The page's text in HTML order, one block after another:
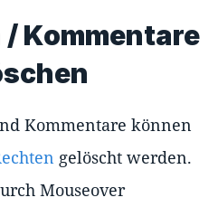
Kommentare
Kommentare können
gelöscht werden.
Mouseover